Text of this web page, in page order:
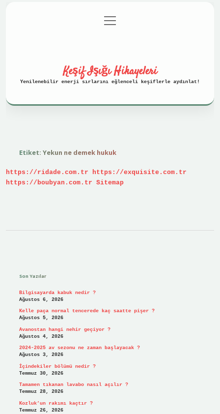
Gizlilik Politikası
menüyü
aç
Keşif Işığı Hikayeleri
Yenilenebilir enerji sırlarını eğlenceli keşiflerle aydınlat!
Etiket: Yekun ne demek hukuk
https://ridade.com.tr
https://exquisite.com.tr
https://boubyan.com.tr Sitemap
Son Yazılar
Bilgisayarda kabuk nedir ?
Ağustos 6, 2026
Kelle paça normal tencerede kaç saatte pişer ?
Ağustos 5, 2026
Avanostan hangi nehir geçiyor ?
Ağustos 4, 2026
2024-2025 av sezonu ne zaman başlayacak ?
Ağustos 3, 2026
İçindekiler bölümü nedir ?
Temmuz 30, 2026
Tamamen tıkanan lavabo nasıl açılır ?
Temmuz 28, 2026
Kozluk’un rakımı kaçtır ?
Temmuz 26, 2026